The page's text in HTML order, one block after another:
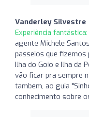
Vanderley Silvestre
Experiência fantástica:
agente Michele
passeios que fizemos
Ilha do Goio e Ilha da
vão ficar pra sempre
tambem, ao guia
conhecimento sobre